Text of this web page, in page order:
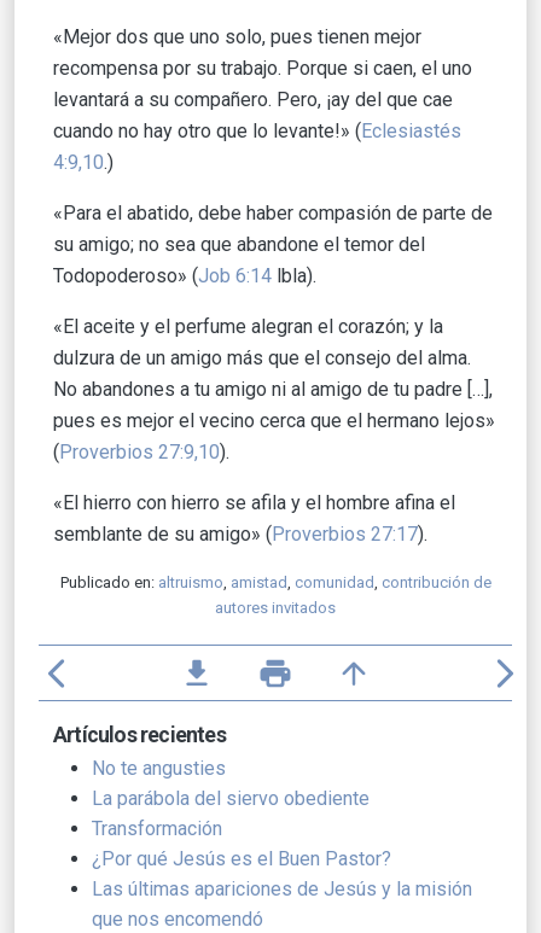
«Mejor dos que uno solo, pues tienen mejor
recompensa por su trabajo. Porque si caen, el uno
levantará a su compañero. Pero, ¡ay del que cae
cuando no hay otro que lo levante!» ( Eclesiastés
4:9,10.)
«Para el abatido, debe haber compasión de parte de
su amigo; no sea que abandone el temor del
Todopoderoso» (Job 6:14 lbla).
«El aceite y el perfume alegran el corazón; y la
dulzura de un amigo más que el consejo del alma.
No abandones a tu amigo ni al amigo de tu padre […],
pues es mejor el vecino cerca que el hermano lejos»
( Proverbios 27:9,10).
«El hierro con hierro se afila y el hombre afina el
semblante de su amigo» ( Proverbios 27:17).
Publicado en: altruismo, amistad, comunidad, contribución de
autores invitados
arrow_back_ios file_download print arrow_upward arrow_forward_ios
Artículos recientes
No te angusties
La parábola del siervo obediente
Transformación
¿Por qué Jesús es el Buen Pastor?
Las últimas apariciones de Jesús y la misión
que nos encomendó